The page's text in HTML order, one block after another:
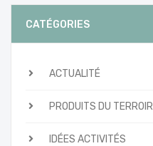
CATÉGORIES
ACTUALITÉ
PRODUITS DU TERROIR
IDÉES ACTIVITÉS